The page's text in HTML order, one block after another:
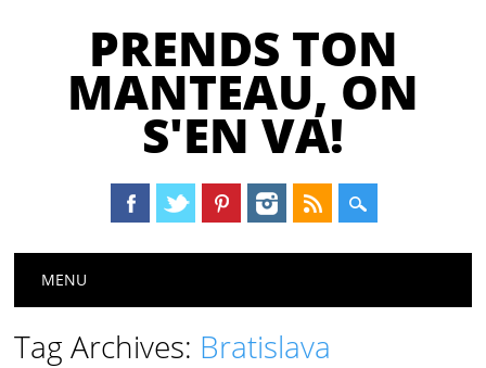
PRENDS TON
MANTEAU, ON
S'EN VA!
Main menu
MENU
Tag Archives: Bratislava